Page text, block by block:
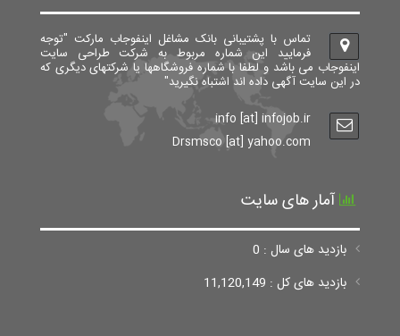
تماس با پشتیبانی بانک مشاغل اینفوجاب مارکت "توجه
فرمایید این شماره مربوط به شرکت طراحی سایت
اینفوجاب می باشد و لطفا با شماره فروشگاهها یا شرکتهای دیگری که
در این سایت آگهی داده اند اشتباه نگیرید"
info [at] infojob.ir
Drsmsco [at] yahoo.com
آمار های سایت
بازدید های سال : 0
بازدید های کل : 11,120,149